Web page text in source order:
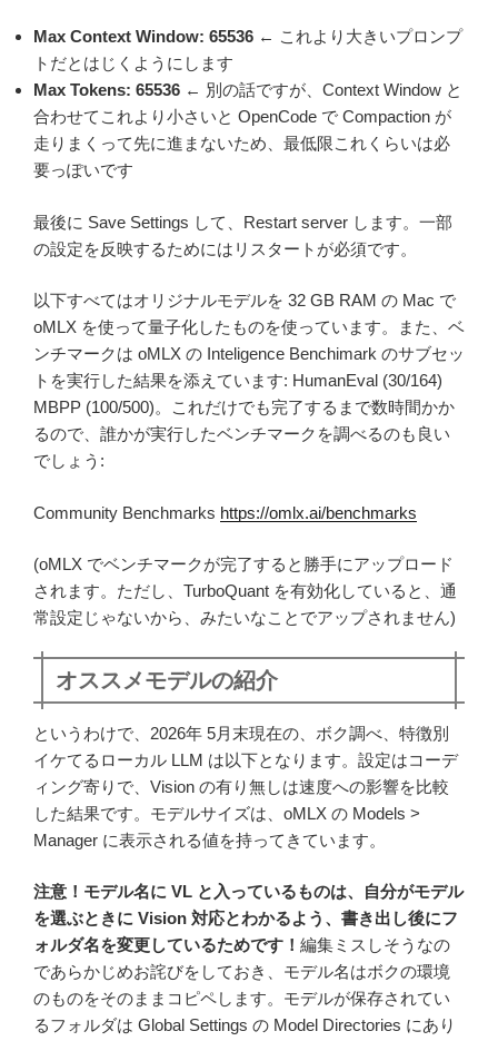
Max Context Window: 65536 ← これより大きいプロンプ
トだとはじくようにします
Max Tokens: 65536 ← 別の話ですが、Context Window と
合わせてこれより小さいと OpenCode で Compaction が
走りまくって先に進まないため、最低限これくらいは必
要っぽいです
最後に Save Settings して、Restart server します。一部
の設定を反映するためにはリスタートが必須です。
以下すべてはオリジナルモデルを 32 GB RAM の Mac で
oMLX を使って量子化したものを使っています。また、ベ
ンチマークは oMLX の Inteligence Benchimark のサブセッ
トを実行した結果を添えています: HumanEval (30/164)
MBPP (100/500)。これだけでも完了するまで数時間かか
るので、誰かが実行したベンチマークを調べるのも良い
でしょう:
Community Benchmarks https://omlx.ai/benchmarks
(oMLX でベンチマークが完了すると勝手にアップロード
されます。ただし、TurboQuant を有効化していると、通
常設定じゃないから、みたいなことでアップされません)
オススメモデルの紹介
というわけで、2026年 5月末現在の、ボク調べ、特徴別
イケてるローカル LLM は以下となります。設定はコーデ
ィング寄りで、Vision の有り無しは速度への影響を比較
した結果です。モデルサイズは、oMLX の Models >
Manager に表示される値を持ってきています。
注意！モデル名に VL と入っているものは、自分がモデル
を選ぶときに Vision 対応とわかるよう、書き出し後にフ
ォルダ名を変更しているためです！ 編集ミスしそうなの
であらかじめお詫びをしておき、モデル名はボクの環境
のものをそのままコピペします。モデルが保存されてい
るフォルダは Global Settings の Model Directories にあり